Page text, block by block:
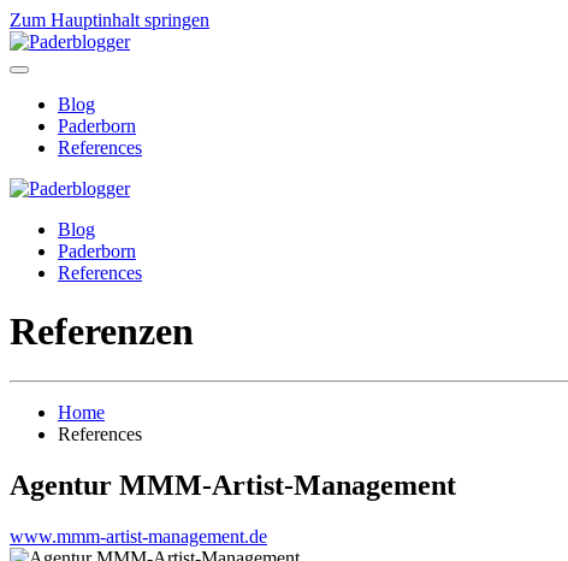
Zum Hauptinhalt springen
Blog
Paderborn
References
Blog
Paderborn
References
Referenzen
Home
References
Agentur MMM-Artist-Management
www.mmm-artist-management.de